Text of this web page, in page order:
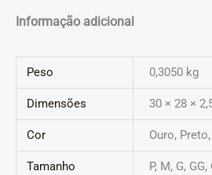
Informação adicional
Peso 0,3050 kg
Dimensões 30 × 28 ×
Cor Ouro,
Tamanho P, M, G,